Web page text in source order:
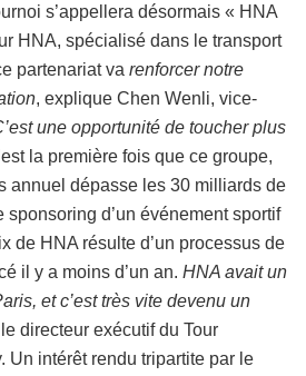
s’appellera désormais « HNA
HNA, spécialisé dans le transport
partenariat va renforcer notre
, explique Chen Wenli, vice-
une opportunité de toucher plus
la première fois que ce groupe,
annuel dépasse les 30 milliards de
d’un événement sportif
de HNA résulte d’un processus de
il y a moins d’un an. HNA avait un
et c’est très vite devenu un
directeur exécutif du Tour
Un intérêt rendu tripartite par le